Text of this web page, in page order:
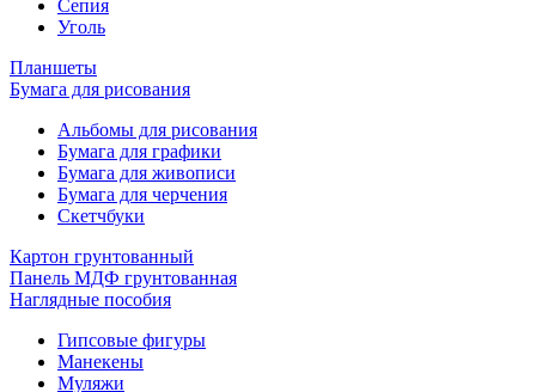
Сепия
Уголь
Планшеты
Бумага для рисования
Альбомы для рисования
Бумага для графики
Бумага для живописи
Бумага для черчения
Скетчбуки
Картон грунтованный
Панель МДФ грунтованная
Наглядные пособия
Гипсовые фигуры
Манекены
Муляжи